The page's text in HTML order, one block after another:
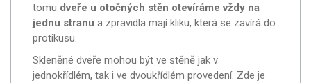
tomu dveře u otočných stěn otevíráme vždy na
jednu stranu a zpravidla mají kliku, která se zavírá do
protikusu.
Skleněné dveře mohou být ve stěně jak v
jednokřídlém, tak i ve dvoukřídlém provedení. Zde je